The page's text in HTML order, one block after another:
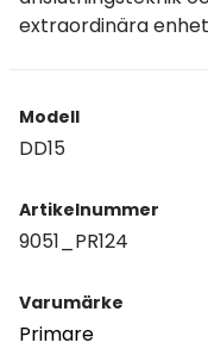
extraordinära enhet
Modell
DD15
Artikelnummer
9051_PR124
Varumärke
Primare